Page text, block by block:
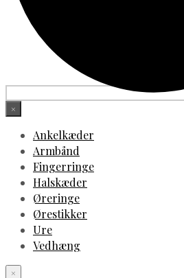
×
Ankelkæder
Armbånd
Fingerringe
Halskæder
Øreringe
Ørestikker
Ure
Vedhæng
×